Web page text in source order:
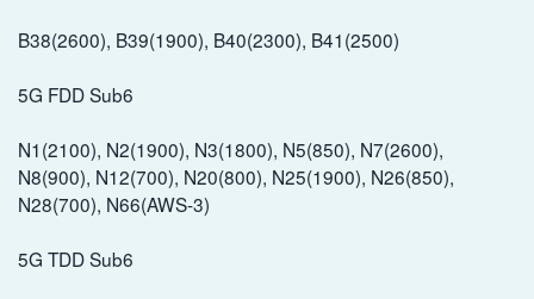
B38(2600), B39(1900), B40(2300), B41(2500)
5G FDD Sub6
N1(2100), N2(1900), N3(1800), N5(850), N7(2600),
N8(900), N12(700), N20(800), N25(1900), N26(850),
N28(700), N66(AWS-3)
5G TDD Sub6